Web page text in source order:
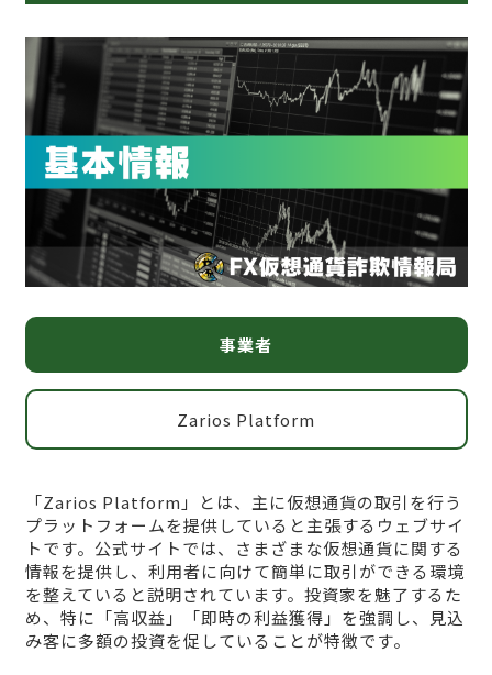
事業者
Zarios Platform
「Zarios Platform」とは、主に仮想通貨の取引を行う
プラットフォームを提供していると主張するウェブサイ
トです。公式サイトでは、さまざまな仮想通貨に関する
情報を提供し、利用者に向けて簡単に取引ができる環境
を整えていると説明されています。投資家を魅了するた
め、特に「高収益」「即時の利益獲得」を強調し、見込
み客に多額の投資を促していることが特徴です。